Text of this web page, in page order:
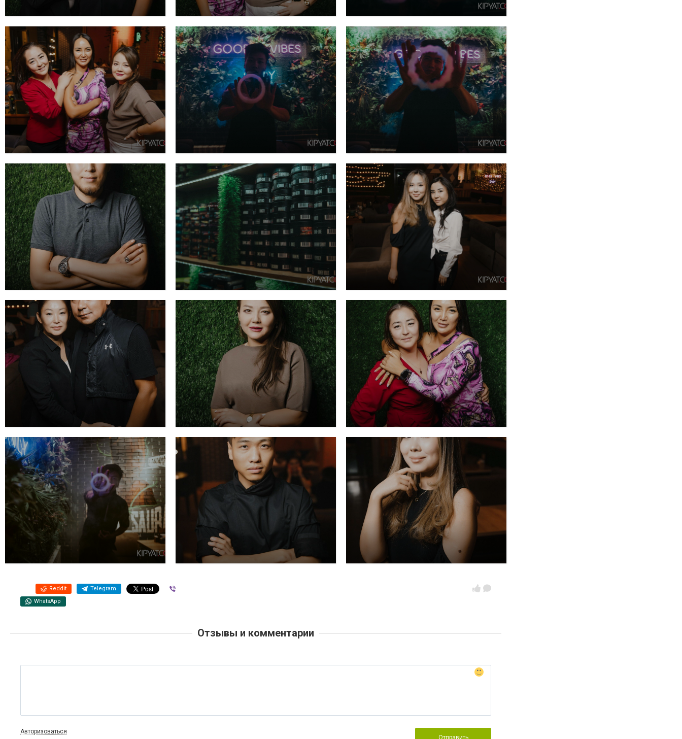
Reddit Telegram
WhatsApp
Отзывы и комментарии
Авторизоваться
Отправить